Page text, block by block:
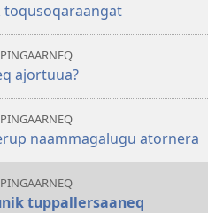
toqusoqaraangat
ajortuua?
naammagalugu atornera
tuppallersaaneq